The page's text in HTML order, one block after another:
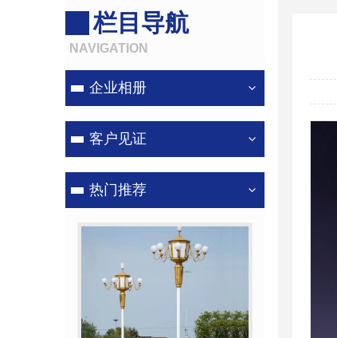
栏目导航
NAVIGATION
企业相册
客户见证
热门推荐